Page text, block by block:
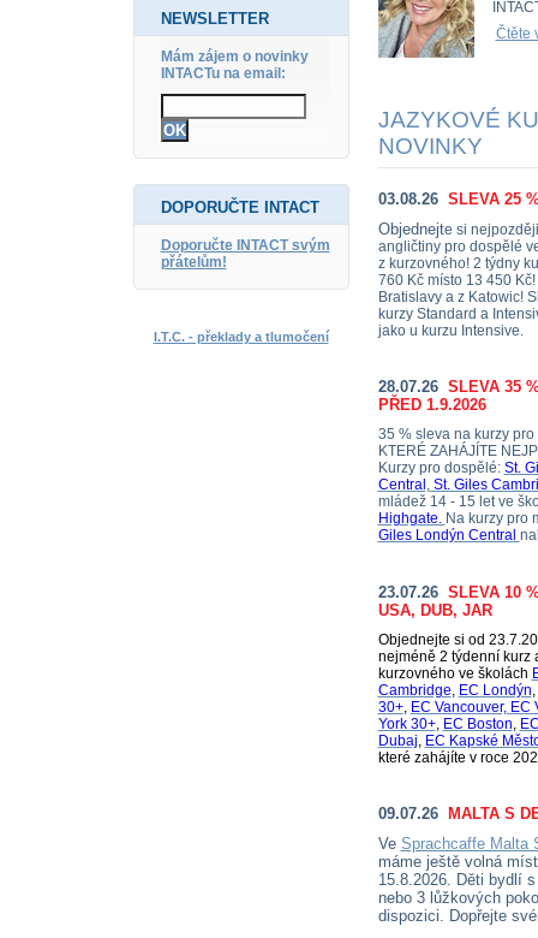
NEWSLETTER
Mám zájem o novinky
INTACTu na email:
DOPORUČTE INTACT
Doporučte INTACT svým
přátelům!
I.T.C. - překlady a tlumočení
Čtěte
JAZYKOVÉ
NOVINKY
03.08.26 SLEVA 25
Objednejte si
angličtiny pro dospělé
z kurzovného! 2 týdny
760 Kč místo 13 450
Bratislavy a z Katowic!
kurzy Standard a
jako u kurzu Intensive.
28.07.26 SLEVA 35
PŘED 1.9.2026
35 % sleva na kurzy
KTERÉ ZAHÁJÍTE
Kurzy pro dospělé: St.
Central ,St. Giles
mládež 14 - 15 let ve
Highgate. Na kurzy pro
Giles Londýn Central
23.07.26 SLEVA 10
USA, DUB, JAR
Objednejte si od
nejméně 2 týdenní kurz
kurzovného ve školách
Cambridge, EC Londýn,
30+, EC Vancouver, EC
York 30+, EC Boston,
Dubaj, EC Kapské
které zahájíte v roce
09.07.26
MALTA S
Ve Sprachcaffe Malta
máme ještě volná
15.8.2026. Děti bydlí
nebo 3 lůžkových
dispozici. Dopřejte